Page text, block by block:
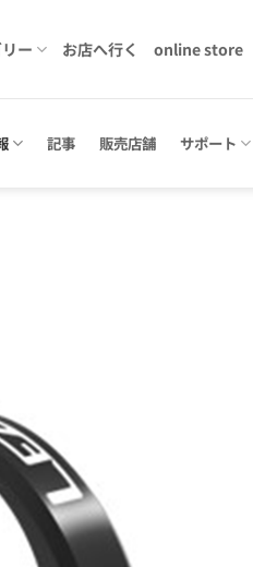
ー お店へ行く online store
記事 販売店舗 サポート